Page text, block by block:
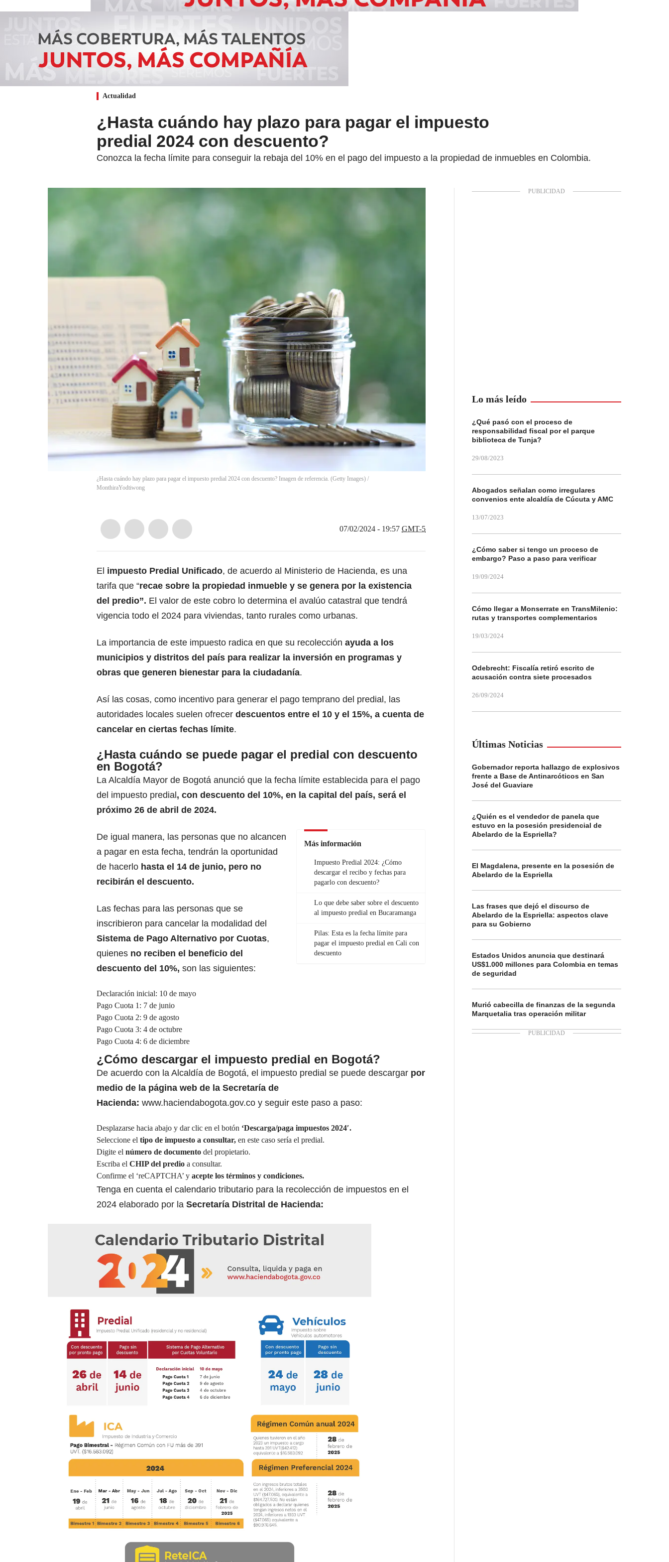
Actualidad
¿Hasta cuándo hay plazo para pagar el impuesto
predial 2024 con descuento?
Conozca la fecha límite para conseguir la rebaja del 10% en el pago del impuesto a la propiedad de inmuebles en Colombia.
¿Hasta cuándo hay plazo para pagar el impuesto predial 2024 con descuento? Imagen de referencia. (Getty Images) /
MonthiraYodtiwong
07/02/2024 - 19:57 GMT-5
El impuesto Predial Unificado, de acuerdo al Ministerio de Hacienda, es una
tarifa que “recae sobre la propiedad inmueble y se genera por la existencia
del predio”. El valor de este cobro lo determina el avalúo catastral que tendrá
vigencia todo el 2024 para viviendas, tanto rurales como urbanas.
La importancia de este impuesto radica en que su recolección ayuda a los
municipios y distritos del país para realizar la inversión en programas y
obras que generen bienestar para la ciudadanía.
Así las cosas, como incentivo para generar el pago temprano del predial, las
autoridades locales suelen ofrecer descuentos entre el 10 y el 15%, a cuenta de
cancelar en ciertas fechas límite.
¿Hasta cuándo se puede pagar el predial con descuento
en Bogotá?
La Alcaldía Mayor de Bogotá anunció que la fecha límite establecida para el pago
del impuesto predial , con descuento del 10%, en la capital del país, será el
próximo 26 de abril de 2024.
Más información
Impuesto Predial 2024: ¿Cómo
descargar el recibo y fechas para
pagarlo con descuento?
Lo que debe saber sobre el descuento
al impuesto predial en Bucaramanga
Pilas: Esta es la fecha límite para
pagar el impuesto predial en Cali con
descuento
De igual manera, las personas que no alcancen
a pagar en esta fecha, tendrán la oportunidad
de hacerlo hasta el 14 de junio, pero no
recibirán el descuento.
Las fechas para las personas que se
inscribieron para cancelar la modalidad del
Sistema de Pago Alternativo por Cuotas,
quienes no reciben el beneficio del
descuento del 10%, son las siguientes:
Declaración inicial: 10 de mayo
Pago Cuota 1: 7 de junio
Pago Cuota 2: 9 de agosto
Pago Cuota 3: 4 de octubre
Pago Cuota 4: 6 de diciembre
¿Cómo descargar el impuesto predial en Bogotá?
De acuerdo con la Alcaldía de Bogotá, el impuesto predial se puede descargar por
medio de la página web de la Secretaría de
Hacienda: www.haciendabogota.gov.co y seguir este paso a paso:
Desplazarse hacia abajo y dar clic en el botón ‘Descarga/paga impuestos 2024′.
Seleccione el tipo de impuesto a consultar, en este caso sería el predial.
Digite el número de documento del propietario.
Escriba el CHIP del predio a consultar.
Confirme el ‘reCAPTCHA’ y acepte los términos y condiciones.
Tenga en cuenta el calendario tributario para la recolección de impuestos en el
2024 elaborado por la Secretaría Distrital de Hacienda:
Lo más leído
¿Qué pasó con el proceso de
responsabilidad fiscal por el parque
biblioteca de Tunja?
29/08/2023
Abogados señalan como irregulares
convenios ente alcaldía de Cúcuta y AMC
13/07/2023
¿Cómo saber si tengo un proceso de
embargo? Paso a paso para verificar
19/09/2024
Cómo llegar a Monserrate en TransMilenio:
rutas y transportes complementarios
19/03/2024
Odebrecht: Fiscalía retiró escrito de
acusación contra siete procesados
26/09/2024
Últimas Noticias
Gobernador reporta hallazgo de explosivos
frente a Base de Antinarcóticos en San
José del Guaviare
¿Quién es el vendedor de panela que
estuvo en la posesión presidencial de
Abelardo de la Espriella?
El Magdalena, presente en la posesión de
Abelardo de la Espriella
Las frases que dejó el discurso de
Abelardo de la Espriella: aspectos clave
para su Gobierno
Estados Unidos anuncia que destinará
US$1.000 millones para Colombia en temas
de seguridad
Murió cabecilla de finanzas de la segunda
Marquetalia tras operación militar